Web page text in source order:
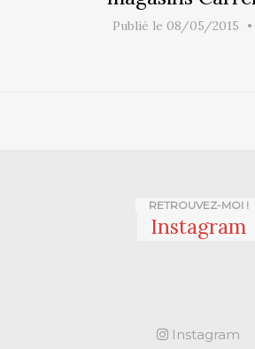
Publié le 08/05/2015
RETROUVEZ-MOI !
Instagram
Instagram